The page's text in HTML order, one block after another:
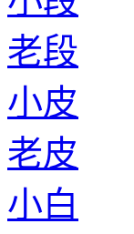
老段
小皮
老皮
小白